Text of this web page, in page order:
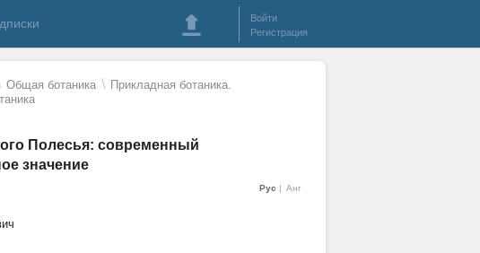
Войти
Регистрация
Общая ботаника \ Прикладная ботаника.
Полесья: современный
значение
Рус Анг